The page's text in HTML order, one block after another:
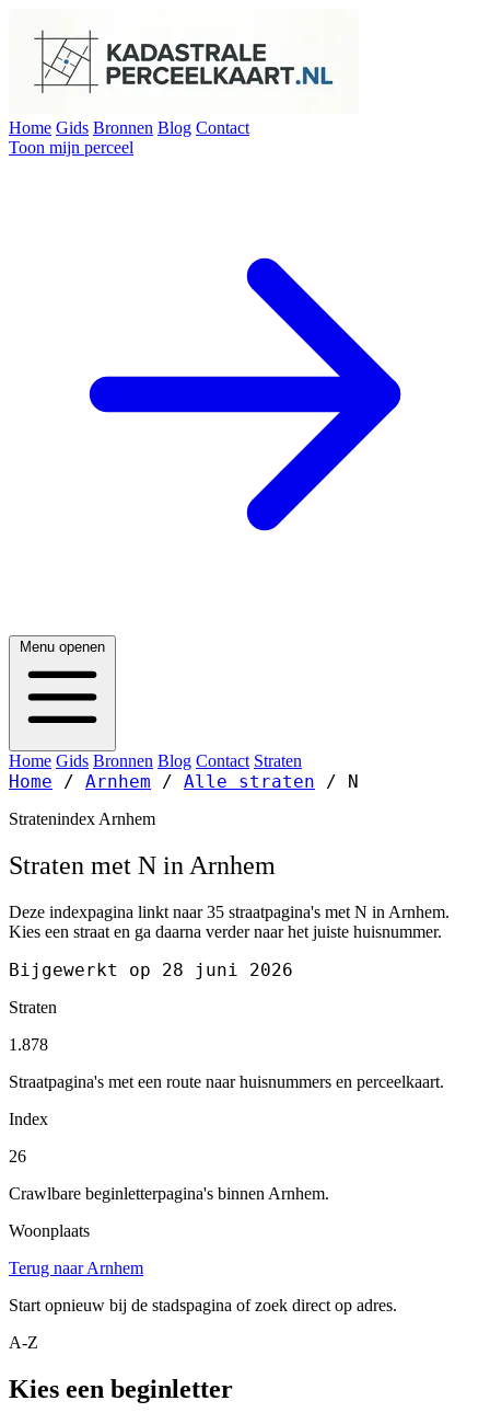
Home Gids Bronnen Blog Contact
Toon mijn perceel
Menu openen
Home Gids Bronnen Blog Contact Straten
Home / Arnhem / Alle straten / N
Stratenindex Arnhem
Straten met N in Arnhem
Deze indexpagina linkt naar 35 straatpagina's met N in Arnhem.
Kies een straat en ga daarna verder naar het juiste huisnummer.
Bijgewerkt op 28 juni 2026
Straten
1.878
Straatpagina's met een route naar huisnummers en perceelkaart.
Index
26
Crawlbare beginletterpagina's binnen Arnhem.
Woonplaats
Terug naar Arnhem
Start opnieuw bij de stadspagina of zoek direct op adres.
A-Z
Kies een beginletter